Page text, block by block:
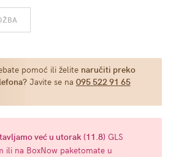
pomoć ili želite naručiti preko
Javite se na 095 522 91 65
već u utorak (11.8) GLS
ili na BoxNow paketomate u